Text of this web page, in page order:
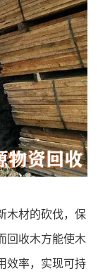
木材的砍伐，保
回收木方能使木
效率，实现可持